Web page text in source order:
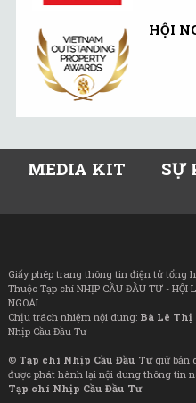
HỘI
MEDIA KIT SỰ
Giấy phép trang thông tin điện tử tổng
Thuộc Tạp chí NHỊP CẦU ĐẦU TƯ - HỘI
NGOÀI
Chịu trách nhiệm nội dung: Bà Lê Thị
Nhịp Cầu Đầu Tư
© Tạp chí Nhịp Cầu Đầu Tưgiữ bản
được phát hành lại nội dung thông tin
Tạp chí Nhịp Cầu Đầu Tư